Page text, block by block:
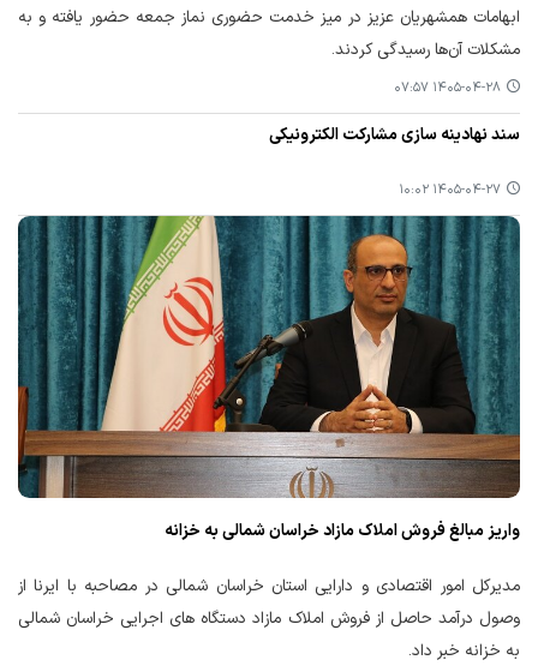
ابهامات همشهریان عزیز در میز خدمت حضوری نماز جمعه حضور یافته و به
مشکلات آن‌ها رسیدگی کردند.
۱۴۰۵-۰۴-۲۸ ۰۷:۵۷
سند نهادینه سازی مشارکت الکترونیکی
۱۴۰۵-۰۴-۲۷ ۱۰:۰۲
واریز مبالغ فروش املاک مازاد خراسان شمالی به خزانه
مدیرکل امور اقتصادی و دارایی استان خراسان شمالی در مصاحبه با ایرنا از
وصول درآمد حاصل از فروش املاک مازاد دستگاه های اجرایی خراسان شمالی
به خزانه خبر داد.